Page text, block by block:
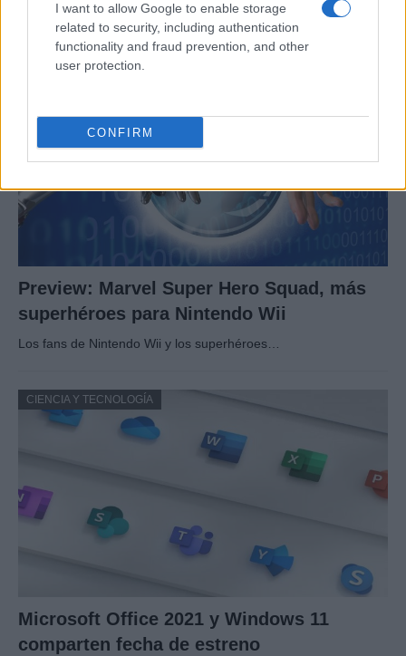
I want to allow Google to enable storage
related to security, including authentication
functionality and fraud prevention, and other
user protection.
CONFIRM
Un canadiense compra el primer mensaje de texto…
CIENCIA Y TECNOLOGÍA
Preview: Marvel Super Hero Squad, más
superhéroes para Nintendo Wii
Los fans de Nintendo Wii y los superhéroes…
CIENCIA Y TECNOLOGÍA
Microsoft Office 2021 y Windows 11
comparten fecha de estreno